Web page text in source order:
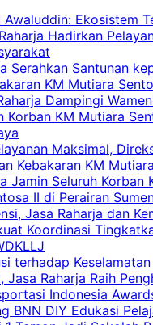
Awaluddin: Ekosistem
Hadirkan
Serahkan Santunan
KM Mutiara
Dampingi
Korban KM Mutiara
Maksimal,
Kebakaran KM
Jamin Seluruh Korban
II di Perairan
Jasa Raharja dan
Koordinasi
terhadap
Jasa Raharja Raih
Indonesia
BNN DIY Edukasi